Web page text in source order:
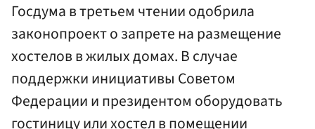
Госдума в третьем чтении одобрила
законопроект о запрете на размещение
хостелов в жилых домах. В случае
поддержки инициативы Советом
Федерации и президентом оборудовать
гостиницу или хостел в помещении